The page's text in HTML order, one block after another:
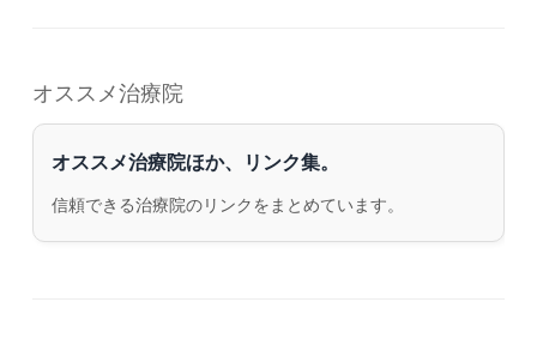
オススメ治療院
オススメ治療院ほか、リンク集。
信頼できる治療院のリンクをまとめています。